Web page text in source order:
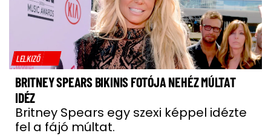
LELKIZŐ
BRITNEY SPEARS BIKINIS FOTÓJA NEHÉZ MÚLTAT
IDÉZ
Britney Spears egy szexi képpel idézte
fel a fájó múltat.